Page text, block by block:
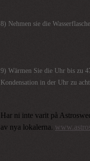
8) Nehmen sie die
9) Wärmen Sie die Uhr bis zu
Kondensation in der Uhr zu
Har ni inte varit på
av nya lokalerna.